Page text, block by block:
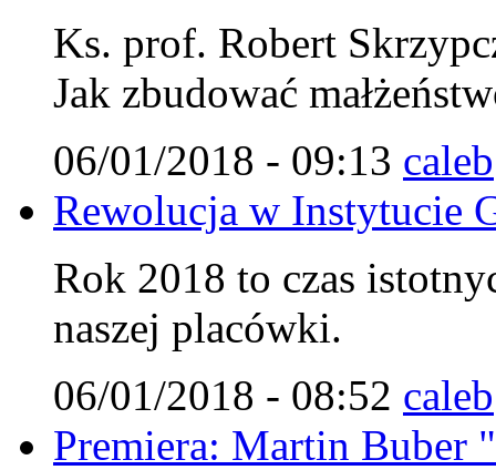
Ks. prof. Robert
Jak zbudować
06/01/2018 - 09:13 caleb
Rewolucja w Instytucie
Rok 2018 to czas
naszej placówki.
06/01/2018 - 08:52 caleb
Premiera: Martin Buber